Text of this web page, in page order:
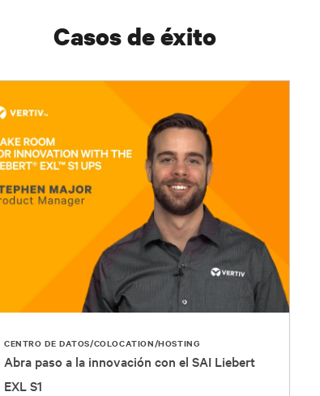
Casos de éxito
CENTRO DE DATOS/COLOCATION/HOSTING
Abra paso a la innovación con el SAI Liebert
EXL S1